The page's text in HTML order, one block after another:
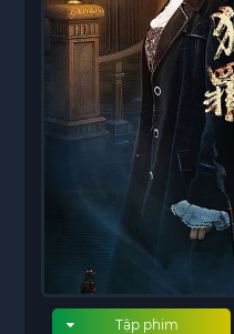
Tập phim